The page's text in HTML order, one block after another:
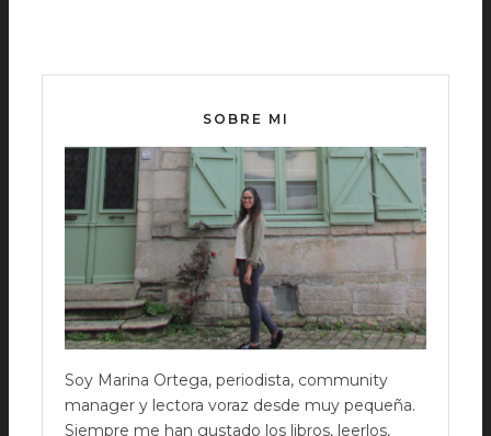
SOBRE MI
Soy Marina Ortega, periodista, community
manager y lectora voraz desde muy pequeña.
Siempre me han gustado los libros, leerlos,